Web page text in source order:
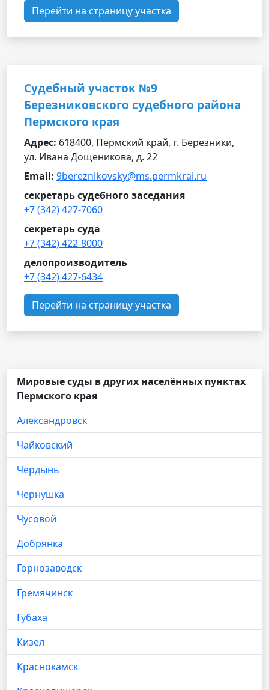
Перейти на страницу участка
Судебный участок №9
Березниковского судебного района
Пермского края
Адрес: 618400, Пермский край, г. Березники,
ул. Ивана Дощеникова, д. 22
Email: 9bereznikovsky@ms.permkrai.ru
секретарь судебного заседания
+7 (342) 427-7060
секретарь суда
+7 (342) 422-8000
делопроизводитель
+7 (342) 427-6434
Перейти на страницу участка
Мировые суды в других населённых пунктах
Пермского края
Александровск
Чайковский
Чердынь
Чернушка
Чусовой
Добрянка
Горнозаводск
Гремячинск
Губаха
Кизел
Краснокамск